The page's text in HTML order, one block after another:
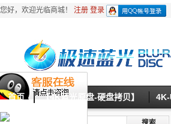
您好，欢迎光临商城！ 注册 登录
首页 【4K蓝光原盘-硬盘拷贝】 4K-